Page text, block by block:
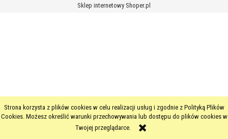
Strona korzysta z plików cookies w celu realizacji usług i zgodnie z Polityką Plików
Cookies. Możesz określić warunki przechowywania lub dostępu do plików cookies w
Twojej przeglądarce.
Sklep internetowy Shoper.pl